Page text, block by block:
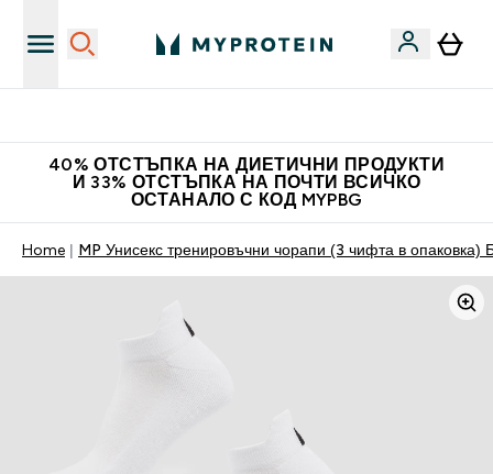
40% ОТСТЪПКА НА ДИЕТИЧНИ ПРОДУКТИ
И 33% ОТСТЪПКА НА ПОЧТИ ВСИЧКО
ОСТАНАЛО С КОД MYPBG
Home MP Унисекс тренировъчни чорапи (3 чифта в опаковка)